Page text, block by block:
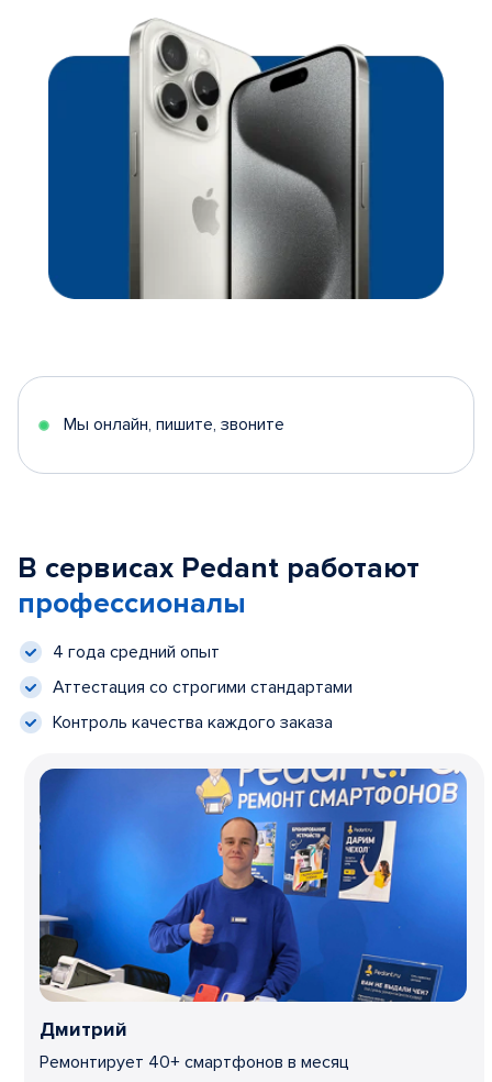
Мы онлайн, пишите, звоните
В сервисах Pedant работают
профессионалы
4 года средний опыт
Аттестация со строгими стандартами
Контроль качества каждого заказа
Дмитрий
Ремонтирует 40+ смартфонов в месяц